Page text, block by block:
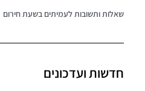
שאלות ותשובות לעמיתים בשעת חירום
חדשות ועדכונים